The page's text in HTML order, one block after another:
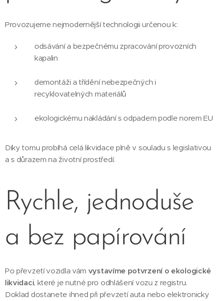
Provozujeme nejmodernější technologii určenou k:
odsávání a bezpečnému zpracování provozních
kapalin
demontáži a třídění nebezpečných i
recyklovatelných materiálů
ekologickému nakládání s odpadem podle norem EU
Díky tomu probíhá celá likvidace plně v souladu s legislativou
a s důrazem na životní prostředí.
Rychle, jednoduše
a bez papírování
Po převzetí vozidla vám vystavíme potvrzení o ekologické
likvidaci, které je nutné pro odhlášení vozu z registru.
Doklad dostanete ihned při převzetí auta nebo elektronicky